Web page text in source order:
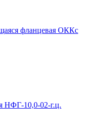
фланцевая ОККс
НФГ-10,0-02-г.ц.